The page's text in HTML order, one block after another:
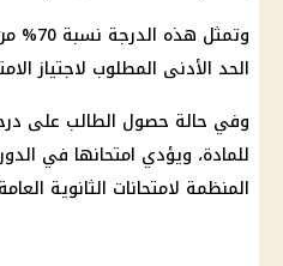
وتمثل
الحد الأدنى المطلوب لاجتياز
للمادة، ويؤدي امتحانها في
المنظمة لامتحانات الثانوية